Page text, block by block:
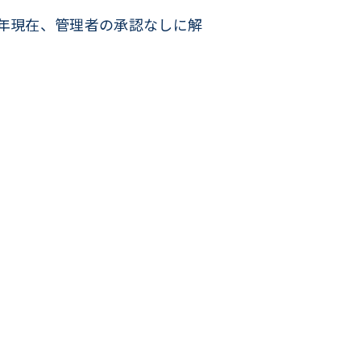
現在、管理者の承認なしに解